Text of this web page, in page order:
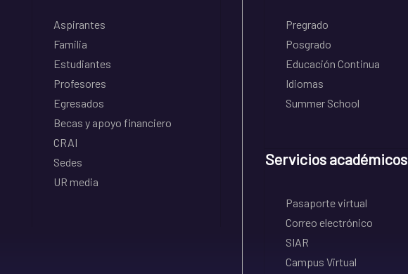
Aspirantes
Familia
Estudiantes
Profesores
Egresados
Becas y apoyo financiero
CRAI
Sedes
UR media
Pregrado
Posgrado
Educación Continua
Idiomas
Summer School
Servicios académicos
Pasaporte virtual
Correo electrónico
SIAR
Campus Virtual